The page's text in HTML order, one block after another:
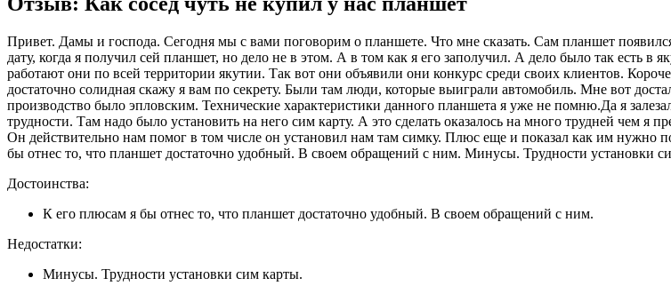
Привет. Дамы и господа. Сегодня мы с вами поговорим о планшете. Что мне сказать. Сам планшет
дату, когда я получил сей планшет, но дело не в этом. А в том как я его заполучил. А дело было так есть в
работают они по всей территории якутии. Так вот они объявили они конкурс среди своих клиентов.
достаточно солидная скажу я вам по секрету. Были там люди, которые выиграли автомобиль. Мне вот
производство было эпловским. Технические характеристики данного планшета я уже не помню.Да я
трудности. Там надо было установить на него сим карту. А это сделать оказалось на много трудней чем
Он действительно нам помог в том числе он установил нам там симку. Плюс еще и показал как им нужно
бы отнес то, что планшет достаточно удобный. В своем обращений с ним. Минусы. Трудности установки
Достоинства:
К его плюсам я бы отнес то, что планшет достаточно удобный. В своем обращений с ним.
Недостатки:
Минусы. Трудности установки сим карты.